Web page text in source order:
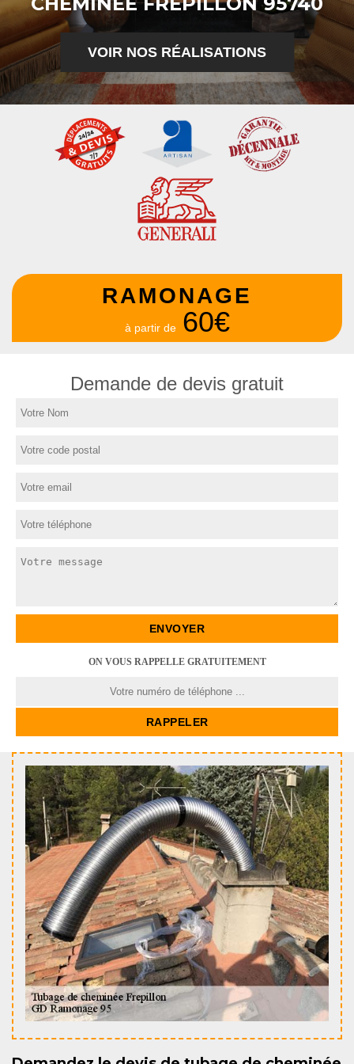
VOIR NOS RÉALISATIONS
RAMONAGE
à partir de 60€
Demande de devis gratuit
ON VOUS RAPPELLE GRATUITEMENT